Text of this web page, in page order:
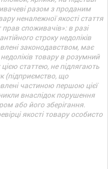
разом з проданим
неналежної якості стаття
прав споживачів»: в разі
строку недоліків
законодавством, має
товару в розумний
статтею, не підлягають
(підприємство, що
частиною першою цієї
внаслідок порушення
або його зберігання.
якості товару особисто